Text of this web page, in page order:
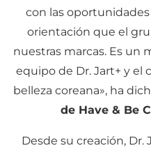
con las oportunidades
orientación que el
nuestras marcas. Es un
equipo de Dr. Jart+ y
belleza coreana», ha
de Have & Be
Desde su creación, Dr.